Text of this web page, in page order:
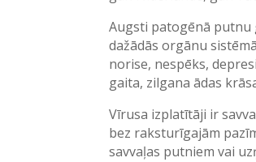
Augsti patogēnā putnu
dažādās orgānu
norise, nespēks,
gaita, zilgana ādas
Vīrusa izplatītāji ir
bez raksturīgajām
savvaļas putniem vai